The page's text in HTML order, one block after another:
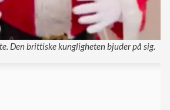
Den brittiske kungligheten bjuder på sig.